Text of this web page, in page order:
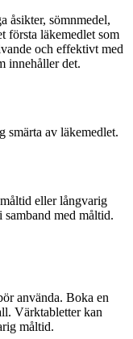
åsikter, sömnmedel,
första läkemedlet som
och effektivt med
innehåller det.
smärta av läkemedlet.
eller långvarig
med måltid.
använda. Boka en
Värktabletter kan
måltid.